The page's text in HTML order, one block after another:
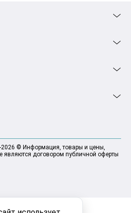
2026 © Информация, товары и цены,
являются договором публичной оферты